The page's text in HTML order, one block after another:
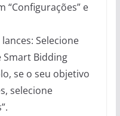
“Configurações” e
Selecione
Smart Bidding
se o seu objetivo
selecione